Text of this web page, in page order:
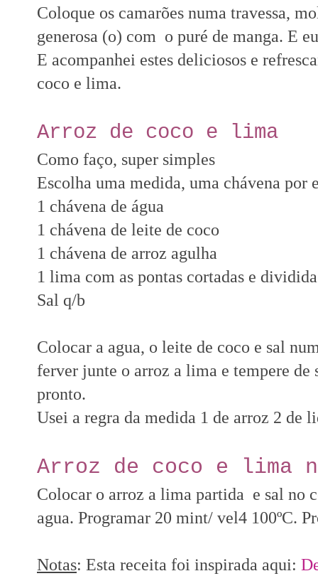
Coloque os camarões numa travessa,
generosa (o) com o puré de manga. E
E acompanhei estes deliciosos e
coco e lima.
Arroz de coco e lima
Como faço, super simples
Escolha uma medida, uma chávena por
1 chávena de água
1 chávena de leite de coco
1 chávena de arroz agulha
1 lima com as pontas cortadas e
Sal q/b
Colocar a agua, o leite de coco e sal
ferver junte o arroz a lima e tempere
pronto.
Usei a regra da medida 1 de arroz 2 de
Arroz de coco e lima
Colocar o arroz a lima partida e sal no
agua. Programar 20 mint/ vel4 100ºC.
Notas: Esta receita foi inspirada aqui: